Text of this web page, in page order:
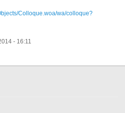
Colloque.woa/wa/colloque?
- 16:11